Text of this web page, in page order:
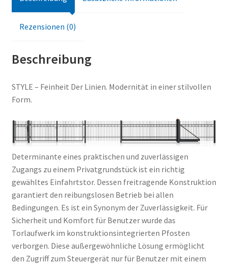
Rezensionen (0)
Beschreibung
STYLE – Feinheit Der Linien. Modernität in einer stilvollen
Form.
Determinante eines praktischen und zuverlässigen
Zugangs zu einem Privatgrundstück ist ein richtig
gewähltes Einfahrtstor. Dessen freitragende Konstruktion
garantiert den reibungslosen Betrieb bei allen
Bedingungen. Es ist ein Synonym der Zuverlässigkeit. Für
Sicherheit und Komfort für Benutzer wurde das
Torlaufwerk im konstruktionsintegrierten Pfosten
verborgen. Diese außergewöhnliche Lösung ermöglicht
den Zugriff zum Steuergerät nur für Benutzer mit einem